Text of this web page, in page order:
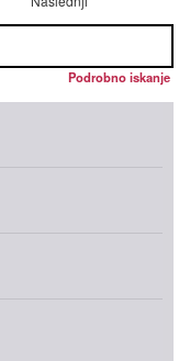
Podrobno iskanje